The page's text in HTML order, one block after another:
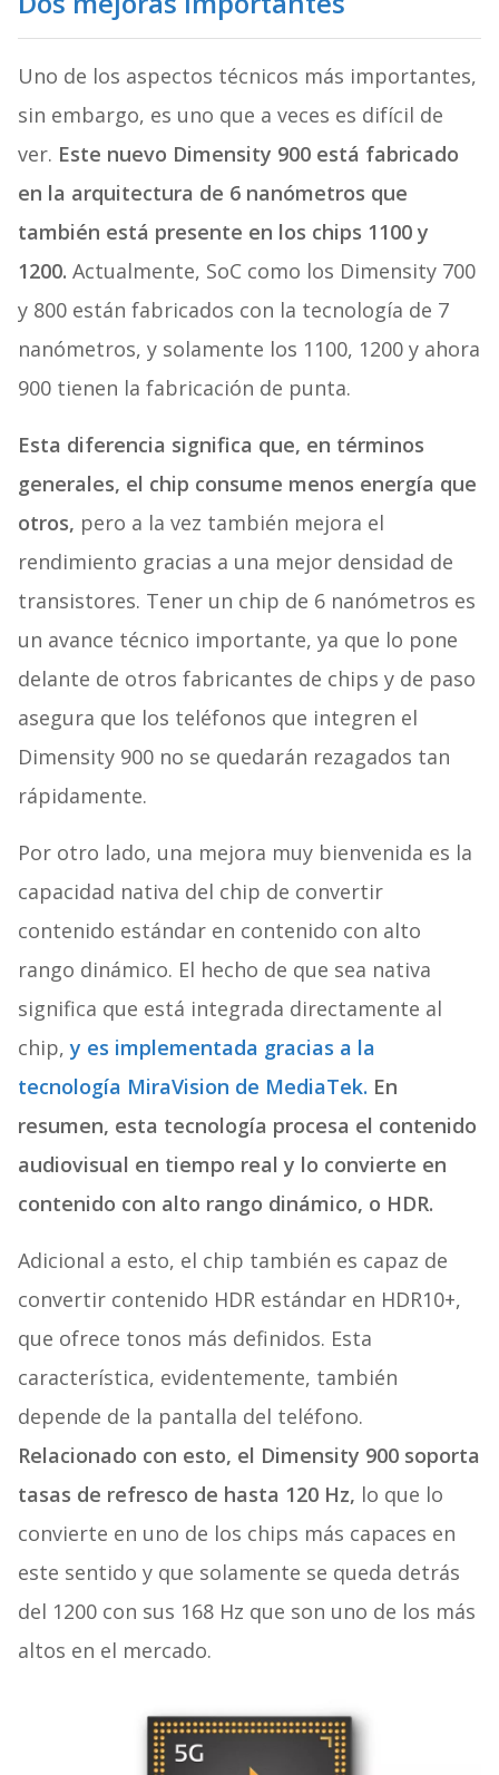
Uno de los aspectos técnicos más importantes,
sin embargo, es uno que a veces es difícil de
ver. Este nuevo Dimensity 900 está fabricado
en la arquitectura de 6 nanómetros que
también está presente en los chips 1100 y
1200. Actualmente, SoC como los Dimensity 700
y 800 están fabricados con la tecnología de 7
nanómetros, y solamente los 1100, 1200 y ahora
900 tienen la fabricación de punta.
Esta diferencia significa que, en términos
generales, el chip consume menos energía que
otros, pero a la vez también mejora el
rendimiento gracias a una mejor densidad de
transistores. Tener un chip de 6 nanómetros es
un avance técnico importante, ya que lo pone
delante de otros fabricantes de chips y de paso
asegura que los teléfonos que integren el
Dimensity 900 no se quedarán rezagados tan
rápidamente.
Por otro lado, una mejora muy bienvenida es la
capacidad nativa del chip de convertir
contenido estándar en contenido con alto
rango dinámico. El hecho de que sea nativa
significa que está integrada directamente al
chip,y es implementada gracias a la
tecnología MiraVision de MediaTek. En
resumen, esta tecnología procesa el contenido
audiovisual en tiempo real y lo convierte en
contenido con alto rango dinámico, o HDR.
Adicional a esto, el chip también es capaz de
convertir contenido HDR estándar en HDR10+,
que ofrece tonos más definidos. Esta
característica, evidentemente, también
depende de la pantalla del teléfono.
Relacionado con esto, el Dimensity 900 soporta
tasas de refresco de hasta 120 Hz, lo que lo
convierte en uno de los chips más capaces en
este sentido y que solamente se queda detrás
del 1200 con sus 168 Hz que son uno de los más
altos en el mercado.